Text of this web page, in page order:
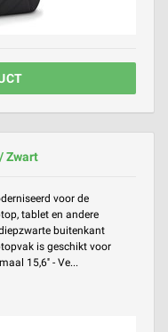
Zwart
voor de
tablet en andere
buitenkant
is geschikt voor
15,6'' - Ve...